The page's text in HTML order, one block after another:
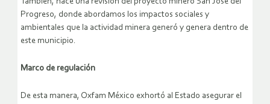
Progreso, donde abordamos los impactos sociales y
ambientales que la actividad minera generó y genera dentro de
este municipio.
Marco de regulación
De esta manera, Oxfam México exhortó al Estado asegurar el